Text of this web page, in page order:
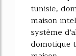
tunisie,
maison
système
domotique